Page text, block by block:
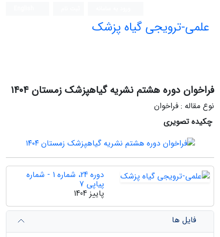
علمی-ترویجی گیاه پزشک
فراخوان دوره هشتم نشریه گیاهپزشک زمستان ۱۴۰۴
نوع مقاله : فراخوان
چکیده تصویری
دوره 24، شماره 1 - شماره
پیاپی 7
پاییز 1404
فایل ها